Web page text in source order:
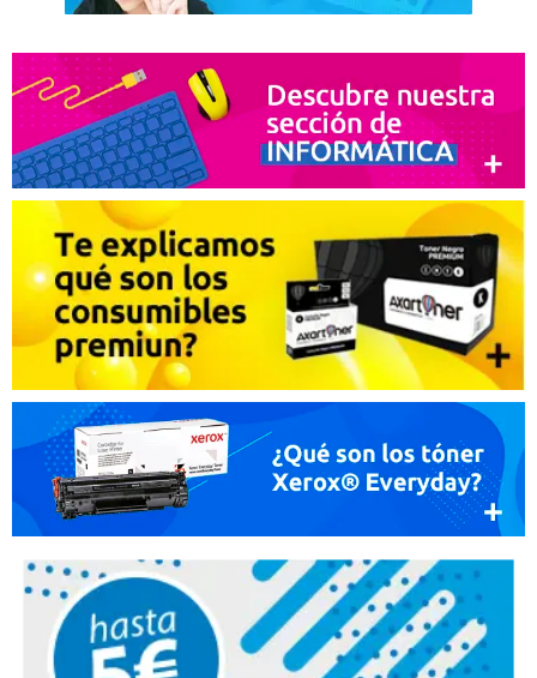
Kepa 11. 05. 2018
Recomendaría su compra:
Ping 20. 12. 2017
Buen trato.
Recomendaría su compra:Si